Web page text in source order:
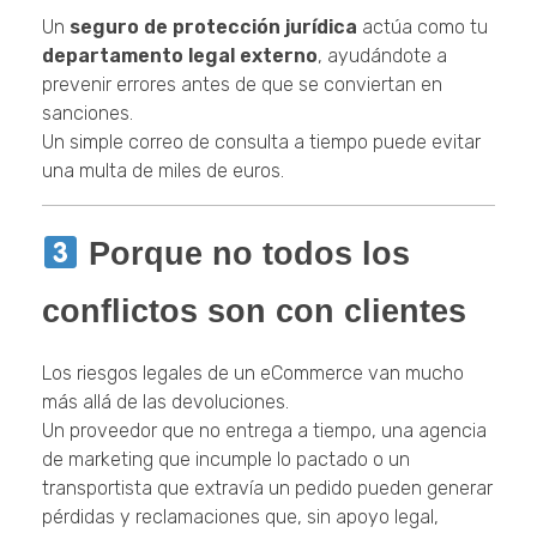
Un seguro de protección jurídica actúa como tu
departamento legal externo, ayudándote a
prevenir errores antes de que se conviertan en
sanciones.
Un simple correo de consulta a tiempo puede evitar
una multa de miles de euros.
Porque no todos los
conflictos son con clientes
Los riesgos legales de un eCommerce van mucho
más allá de las devoluciones.
Un proveedor que no entrega a tiempo, una agencia
de marketing que incumple lo pactado o un
transportista que extravía un pedido pueden generar
pérdidas y reclamaciones que, sin apoyo legal,